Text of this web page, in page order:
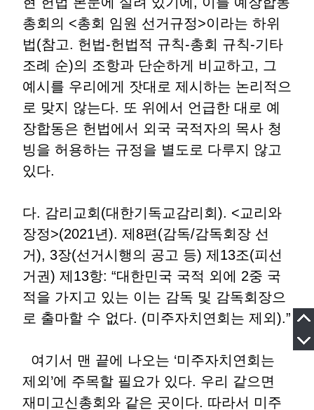
총회의 <총회 임원 선거규정>이라는 하위
법(참고. 헌법-헌법적 규칙-총회 규칙-기타
조례 순)의 조항과 단순하게 비교하고, 그
예시를 우리에게 잣대로 제시하는 논리적으
로 맞지 않는다. 또 위에서 언급한 대로 예
장합동은 헌법에서 외국 국적자의 목사 청
빙을 허용하는 규정을 별도로 다루지 않고
있다.
다. 감리교회(대한기독교감리회). <교리와
장정>(2021년). 제8편(감독/감독회장 선
거), 3장(선거시행의 공고 등) 제13조(피선
거권) 제13항: “대한민국 국적 외에 2중 국
적을 가지고 있는 이는 감독 및 감독회장으
로 출마할 수 없다. (미주자치연회는 제외).”
여기서 맨 끝에 나오는 ‘미주자치연회는
제외’에 주목할 필요가 있다. 우리 같으면
재미고신총회와 같은 곳이다. 따라서 미주